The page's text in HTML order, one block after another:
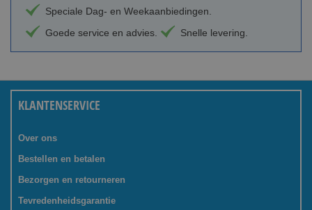
Speciale Dag- en Weekaanbiedingen.
Goede service en advies.
Snelle levering.
KLANTENSERVICE
Over ons
Bestellen en betalen
Bezorgen en retourneren
Tevredenheidsgarantie